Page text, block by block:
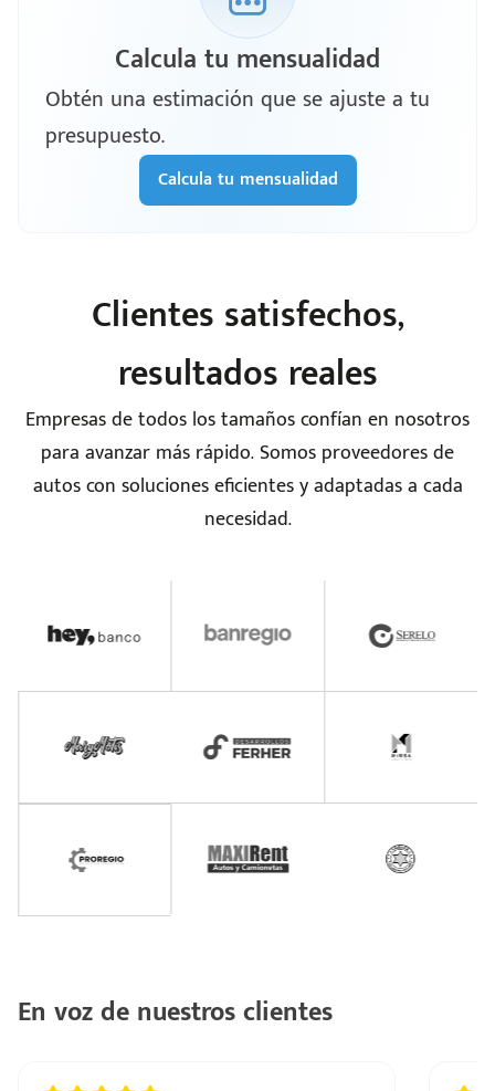
Calcula tu mensualidad
Obtén una estimación que se ajuste a tu
presupuesto.
Calcula tu mensualidad
Clientes satisfechos,
resultados reales
Empresas de todos los tamaños confían en nosotros
para avanzar más rápido. Somos proveedores de
autos con soluciones eficientes y adaptadas a cada
necesidad.
En voz de nuestros clientes